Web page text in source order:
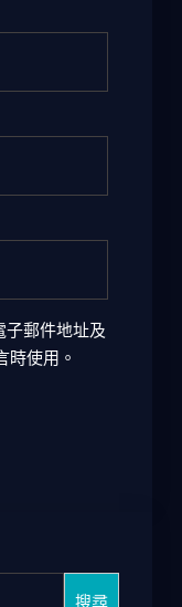
郵件地址及
時使用。
搜尋